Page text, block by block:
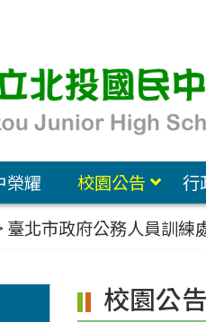
榮耀 校園公告 行
臺北市政府公務人員訓練
校園公告